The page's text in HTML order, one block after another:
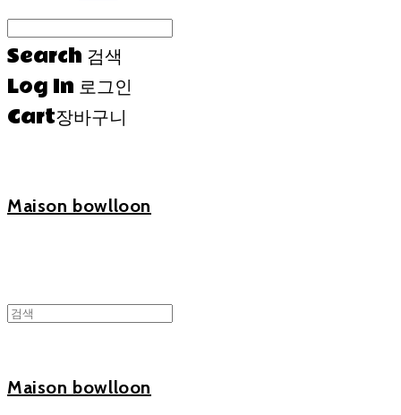
Search 검색
Log In 로그인
Cart장바구니
Maison bowlloon
Maison bowlloon